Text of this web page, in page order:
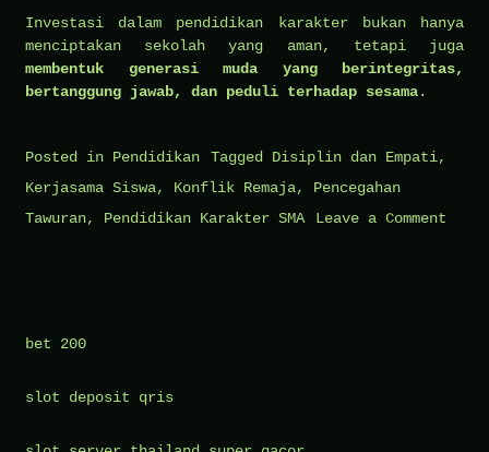
Investasi dalam pendidikan karakter bukan hanya
menciptakan sekolah yang aman, tetapi juga
membentuk generasi muda yang berintegritas,
bertanggung jawab, dan peduli terhadap sesama.
Posted in Pendidikan Tagged Disiplin dan Empati,
Kerjasama Siswa, Konflik Remaja, Pencegahan
Tawuran, Pendidikan Karakter SMA Leave a Comment
bet 200
slot deposit qris